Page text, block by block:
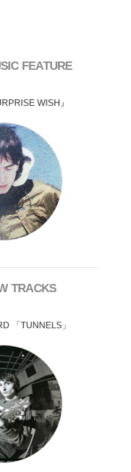
FEATURE
WISH』
TRACKS
「TUNNELS」